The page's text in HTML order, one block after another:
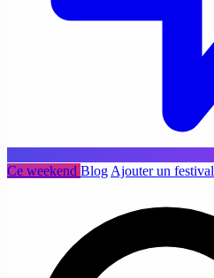
Ce weekend Blog Ajouter un festival